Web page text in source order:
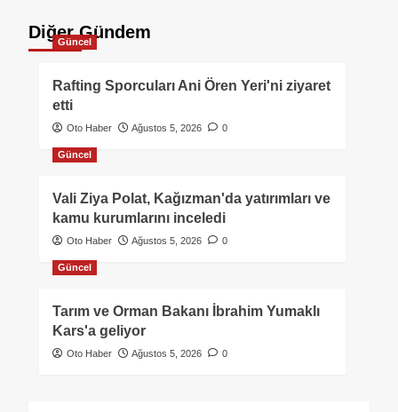
Diğer Gündem
Güncel
Rafting Sporcuları Ani Ören Yeri'ni ziyaret
etti
Oto Haber Ağustos 5, 2026 0
Güncel
Vali Ziya Polat, Kağızman'da yatırımları ve
kamu kurumlarını inceledi
Oto Haber Ağustos 5, 2026 0
Güncel
Tarım ve Orman Bakanı İbrahim Yumaklı
Kars'a geliyor
Oto Haber Ağustos 5, 2026 0